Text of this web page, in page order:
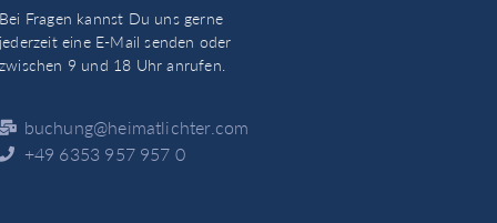
Bei Fragen kannst Du uns gerne
jederzeit eine E-Mail senden oder
zwischen 9 und 18 Uhr anrufen.
buchung@heimatlichter.com
+49 6353 957 957 0